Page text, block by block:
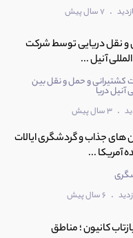
. 7 سال پیش
نقل دریایی توسط شرکت
آنیل ...
کشتیرانی و حمل و نقل بین
آنیل دریا
. 3 سال پیش
های جذاب و گردشگری ایالات
آمریکا ...
. 6 سال پیش
کانیون ؛ مناطق